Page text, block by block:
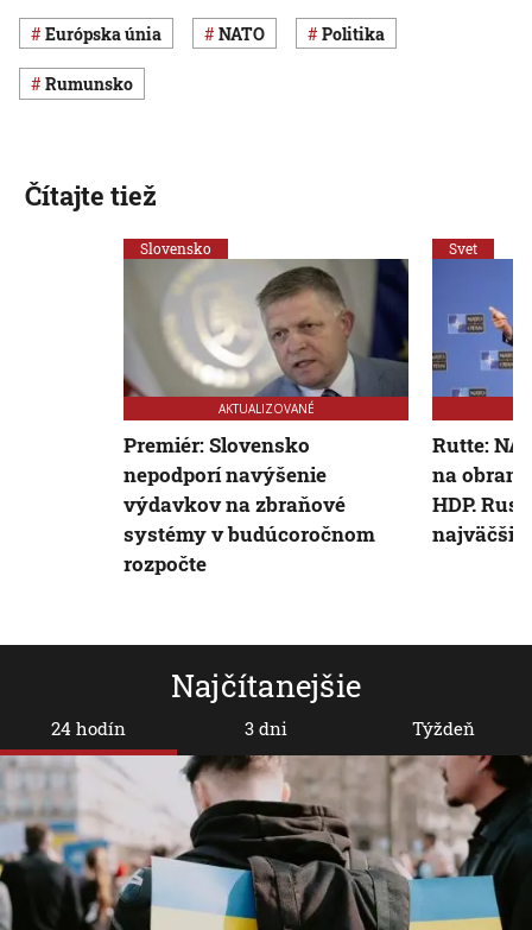
Európska únia NATO Politika
Rumunsko
Najčítanejšie
24 hodín 3 dni Týždeň
Čítajte tiež
Slovensko
AKTUALIZOVANÉ
Premiér: Slovensko
nepodporí navýšenie
výdavkov na zbraňové
systémy v budúcoročnom
rozpočte
Svet
Rutte:
na
HDP.